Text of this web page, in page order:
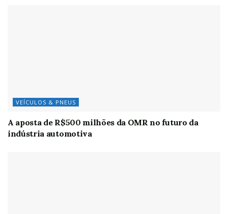
VEÍCULOS & PNEUS
A aposta de R$500 milhões da OMR no futuro da
indústria automotiva